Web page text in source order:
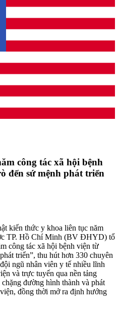
công tác xã hội bệnh
đến sứ mệnh phát triển
kiến thức y khoa liên tục năm
TP. Hồ Chí Minh (BV ĐHYD) tổ
công tác xã hội bệnh viện từ
triển”, thu hút hơn 330 chuyên
ngũ nhân viên y tế nhiều lĩnh
và trực tuyến qua nền tảng
đường hình thành và phát
đồng thời mở ra định hướng